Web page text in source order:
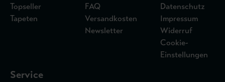
Topseller
Tapeten
FAQ
Versandkosten
Newsletter
Datenschutz
Impressum
Widerruf
Cookie-
Einstellungen
Service